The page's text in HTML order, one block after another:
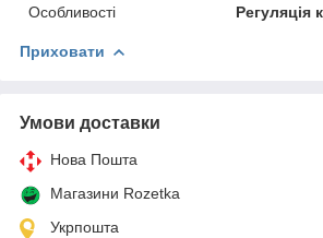
Особливості
Регуляція
Приховати
Умови доставки
Нова Пошта
Магазини Rozetka
Укрпошта